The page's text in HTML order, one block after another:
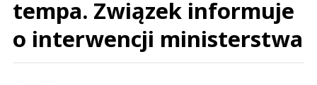
tempa. Związek informuje
o interwencji ministerstwa